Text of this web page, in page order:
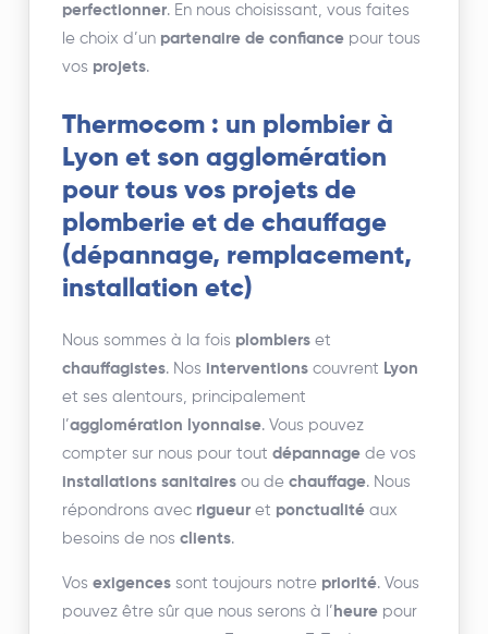
perfectionner. En nous choisissant, vous faites
le choix d’un partenaire de confiance pour tous
vos projets.
Thermocom : un plombier à
Lyon et son agglomération
pour tous vos projets de
plomberie et de chauffage
(dépannage, remplacement,
installation etc)
Nous sommes à la fois plombiers et
chauffagistes. Nos interventions couvrent Lyon
et ses alentours, principalement
l’agglomération lyonnaise. Vous pouvez
compter sur nous pour toutdépannage de vos
installations sanitaires ou dechauffage. Nous
répondrons avec rigueur et ponctualité aux
besoins de nosclients.
Vosexigences sont toujours notre priorité. Vous
pouvez être sûr que nous serons à l’ heure pour